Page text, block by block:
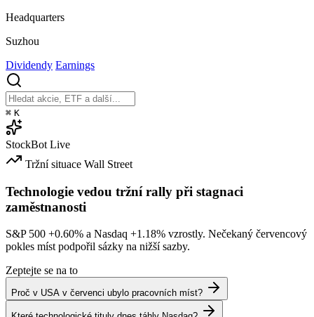
Headquarters
Suzhou
Dividendy Earnings
⌘ K
StockBot Live
Tržní situace Wall Street
Technologie vedou tržní rally při stagnaci
zaměstnanosti
S&P 500 +0.60% a Nasdaq +1.18% vzrostly. Nečekaný červencový
pokles míst podpořil sázky na nižší sazby.
Zeptejte se na to
Proč v USA v červenci ubylo pracovních míst?